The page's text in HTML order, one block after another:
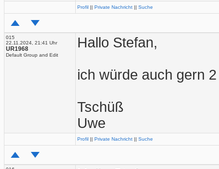
Profil || Private Nachricht || Suche
015
22.11.2024, 21:41 Uhr
UR1968
Default Group and Edit
Hallo Stefan,
ich würde auch gern
Tschüß
Uwe
Profil || Private Nachricht || Suche